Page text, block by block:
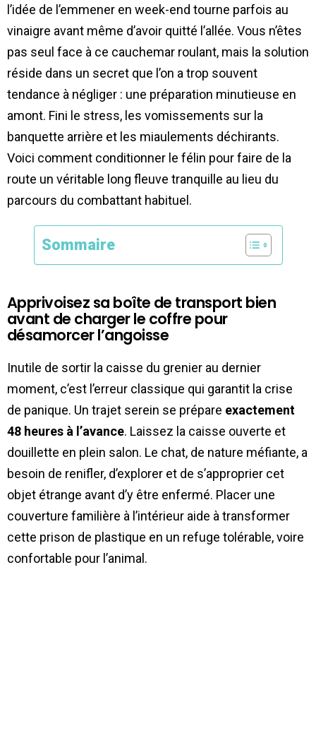
l’idée de l’emmener en week-end tourne parfois au
vinaigre avant même d’avoir quitté l’allée. Vous n’êtes
pas seul face à ce cauchemar roulant, mais la solution
réside dans un secret que l’on a trop souvent
tendance à négliger : une préparation minutieuse en
amont. Fini le stress, les vomissements sur la
banquette arrière et les miaulements déchirants.
Voici comment conditionner le félin pour faire de la
route un véritable long fleuve tranquille au lieu du
parcours du combattant habituel.
Sommaire
Apprivoisez sa boîte de transport bien
avant de charger le coffre pour
désamorcer l’angoisse
Inutile de sortir la caisse du grenier au dernier
moment, c’est l’erreur classique qui garantit la crise
de panique. Un trajet serein se prépare exactement
48 heures à l’avance. Laissez la caisse ouverte et
douillette en plein salon. Le chat, de nature méfiante, a
besoin de renifler, d’explorer et de s’approprier cet
objet étrange avant d’y être enfermé. Placer une
couverture familière à l’intérieur aide à transformer
cette prison de plastique en un refuge tolérable, voire
confortable pour l’animal.